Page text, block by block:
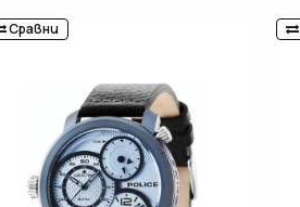
Сравни